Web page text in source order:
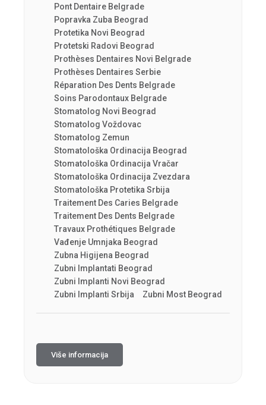
Pont Dentaire Belgrade
Popravka Zuba Beograd
Protetika Novi Beograd
Protetski Radovi Beograd
Prothèses Dentaires Novi Belgrade
Prothèses Dentaires Serbie
Réparation Des Dents Belgrade
Soins Parodontaux Belgrade
Stomatolog Novi Beograd
Stomatolog Voždovac
Stomatolog Zemun
Stomatološka Ordinacija Beograd
Stomatološka Ordinacija Vračar
Stomatološka Ordinacija Zvezdara
Stomatološka Protetika Srbija
Traitement Des Caries Belgrade
Traitement Des Dents Belgrade
Travaux Prothétiques Belgrade
Vađenje Umnjaka Beograd
Zubna Higijena Beograd
Zubni Implantati Beograd
Zubni Implanti Novi Beograd
Zubni Implanti Srbija
Zubni Most Beograd
Više informacija